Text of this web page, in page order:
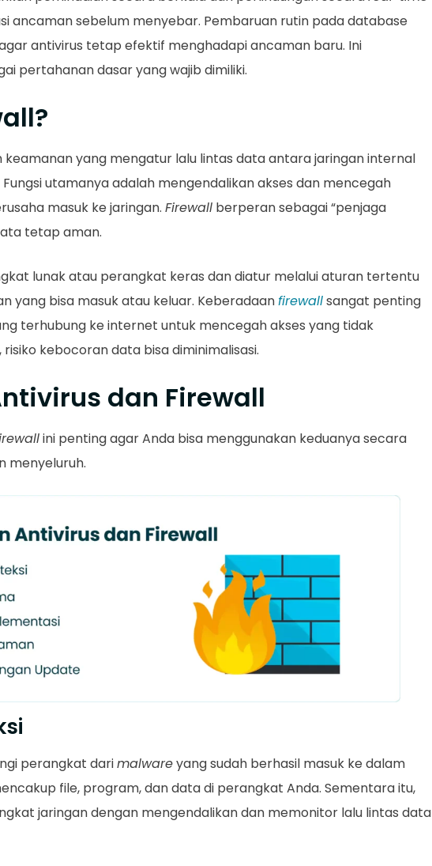
ancaman sebelum menyebar. Pembaruan rutin pada database
antivirus tetap efektif menghadapi ancaman baru. Ini
pertahanan dasar yang wajib dimiliki.
keamanan yang mengatur lalu lintas data antara jaringan internal
utamanya adalah mengendalikan akses dan mencegah
masuk ke jaringan. Firewall berperan sebagai “penjaga
tetap aman.
lunak atau perangkat keras dan diatur melalui aturan tertentu
yang bisa masuk atau keluar. Keberadaanfirewallsangat penting
terhubung ke internet untuk mencegah akses yang tidak
, risiko kebocoran data bisa diminimalisasi.
dan Firewall
ini penting agar Anda bisa menggunakan keduanya secara
menyeluruh.
perangkat darimalwareyang sudah berhasil masuk ke dalam
file, program, dan data di perangkat Anda. Sementara itu,
jaringan dengan mengendalikan dan memonitor lalu lintas data